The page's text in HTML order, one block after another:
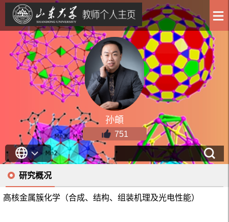
孙頔
751
研究概况
高核金属簇化学（合成、结构、组装机理及光电性能）